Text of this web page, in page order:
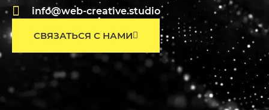
info@web-creative.studio
СВЯЗАТЬСЯ С НАМИ